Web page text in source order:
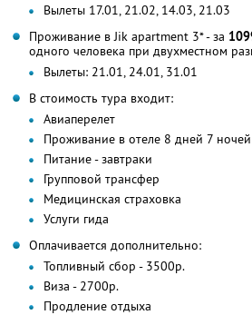
Вылеты 17.01, 21.02, 14.03, 21.03
Проживание в Jik apartment 3* - за
одного человека при двухместном
Вылеты: 21.01, 24.01, 31.01
В стоимость тура входит:
Авиаперелет
Проживание в отеле 8 дней 7 ночей
Питание - завтраки
Групповой трансфер
Медицинская страховка
Услуги гида
Оплачивается дополнительно:
Топливный сбор - 3500р.
Виза - 2700р.
Продление отдыха